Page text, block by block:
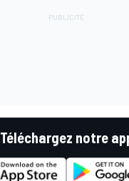
Téléchargez notre